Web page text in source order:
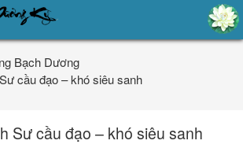
Bạch Dương
cầu đạo – khó siêu sanh
Sư cầu đạo – khó siêu sanh